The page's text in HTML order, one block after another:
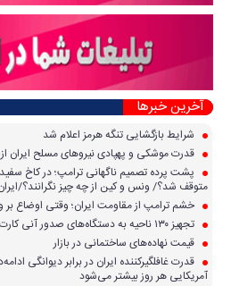
آخرین خبرها
شرایط بازگشایی تنگه هرمز اعلام شد
قدرت موشکی و پهپادی نیرو‌های مسلح ایران
پشت پرده تصمیم ناگهانی ترامپ؛ در کاخ
متوقف شد؟/ ونس و کین از چه چیز نگرانند؟/
خشم ترامپ از مقاومت ایران؛ وقتی اوضاع بر
تجهیز ۱۳۰ ناحیه به دستگاه‌های صدور آنی کارت سوخت
قیمت نهاده‌های ساختمانی در بازار
قدرت غافلگیرکننده ایران در برابر دیوانگی
آمریکایی هر روز بیشتر می‌شود